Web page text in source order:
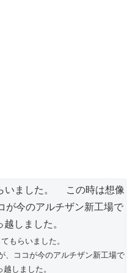
てもらいました。
、ココが今のアルチザン新工場で
しました。